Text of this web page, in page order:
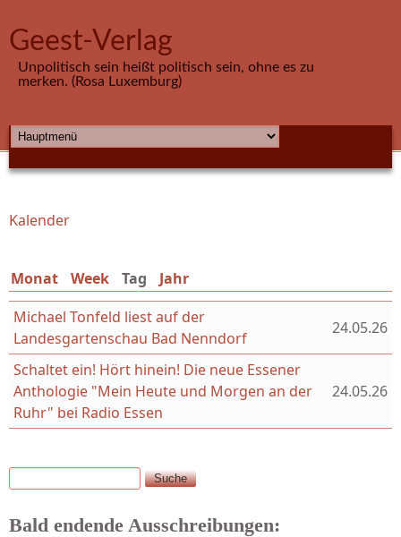
Geest-Verlag
Unpolitisch sein heißt politisch sein, ohne es zu
merken. (Rosa Luxemburg)
HAUPTMENÜ
Sie sind hier
Kalender
Monat Week Tag (aktiver Reiter)
Jahr
Michael Tonfeld liest auf der
Landesgartenschau Bad Nenndorf
24.05.26
Schaltet ein! Hört hinein! Die neue Essener
Anthologie "Mein Heute und Morgen an der
Ruhr" bei Radio Essen
24.05.26
Suchformular
Suche
Bald endende Ausschreibungen: